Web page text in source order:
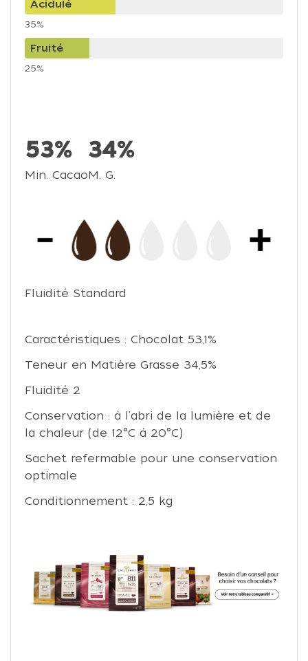
Acidulé
35%
Fruité
25%
53%
Min. Cacao
34%
M. G.
Fluidité Standard
Caractéristiques : Chocolat 53,1%
Teneur en Matière Grasse 34,5%
Fluidité 2
Conservation : à l'abri de la lumière et de
la chaleur (de 12°C à 20°C)
Sachet refermable pour une conservation
optimale
Conditionnement : 2,5 kg